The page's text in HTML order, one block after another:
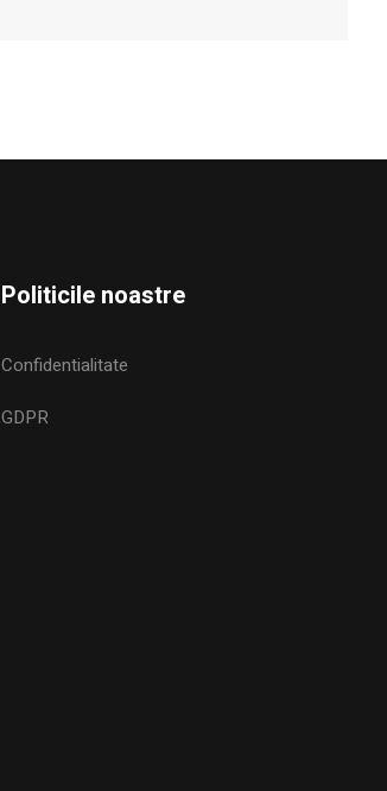
Politicile noastre
Confidentialitate
GDPR